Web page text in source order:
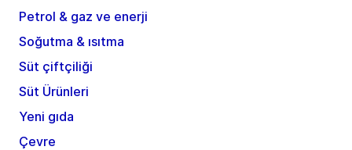
Petrol & gaz ve enerji
Soğutma & ısıtma
Süt çiftçiliği
Süt Ürünleri
Yeni gıda
Çevre